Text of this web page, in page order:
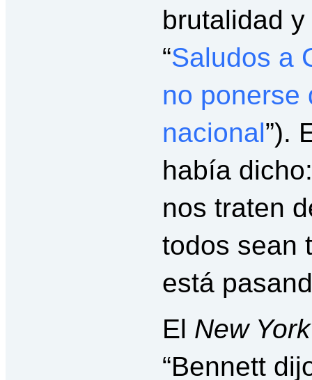
brutalidad
“Saludos a
no ponerse
nacional”).
había
nos traten
todos sean
está
El New
“Bennett